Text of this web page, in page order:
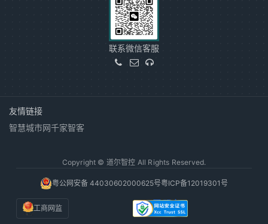
联系微信客服
友情链接
智慧城市网千家智客
Copyright © 道尔智控 All Rights Reserved.
粤公网安备 44030602000625号粤ICP备12019301号
工商网监